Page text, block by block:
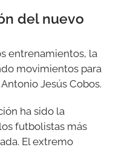
del nuevo
entrenamientos, la
movimientos para
Jesús Cobos.
ha sido la
futbolistas más
El extremo